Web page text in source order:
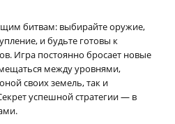
битвам: выбирайте оружие,
и будьте готовы к
Игра постоянно бросает новые
между уровнями,
своих земель, так и
успешной стратегии — в